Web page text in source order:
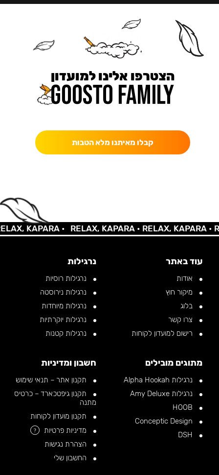
הצטרפו אלינו למועדון
קבלו מאיתנו מלא הטבות
KAPARA • RELAX, KAPARA •RELAX, KAPARA •
עוד באתר
אודות
מיקור חוץ
בלוג
צרו קשר
רישום למועדון לקוחות
נרגילות
נרגילות רוסיות
נרגילות נירוסטה
נרגילות מיוחדות
נרגילות יוקרתיות
נרגילות קטנות
מתוגים מובילים
נרגילות Alpha Hookah
נרגילות Amy Deluxe
חשבון ומדיניות
תקנון אתר – תנאי שימוש
תקנון גיפטכארד – כרטיס
מתנה
תקנון מועדון לקוחות
מדיניות פרטיות
?
הצהרת נגישות
החשבון שלי